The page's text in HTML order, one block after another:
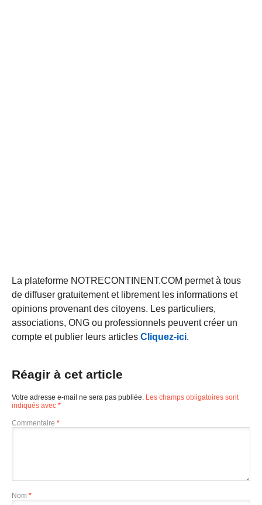
La plateforme NOTRECONTINENT.COM permet à tous
de diffuser gratuitement et librement les informations et
opinions provenant des citoyens. Les particuliers,
associations, ONG ou professionnels peuvent créer un
compte et publier leurs articles Cliquez-ici.
Réagir à cet article
Votre adresse e-mail ne sera pas publiée. Les champs obligatoires sont
indiqués avec *
Commentaire *
Nom *